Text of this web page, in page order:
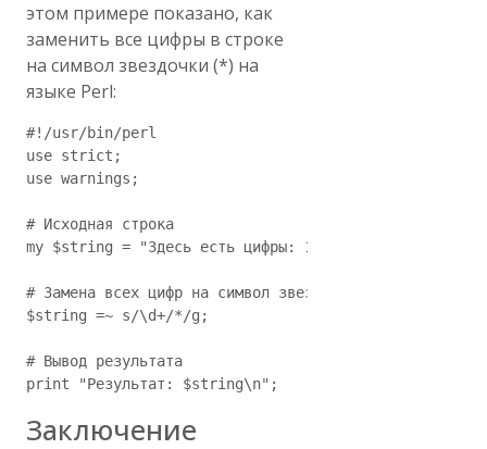
этом примере показано, как
заменить все цифры в строке
на символ звездочки (*) на
языке Perl:
#!/usr/bin/perl
use strict;
use warnings;
# Исходная строка
my $string = "Здесь есть цифры: 12345";
# Замена всех цифр на символ звездочки
$string =~ s/\d+/*/g;
# Вывод результата
Заключение